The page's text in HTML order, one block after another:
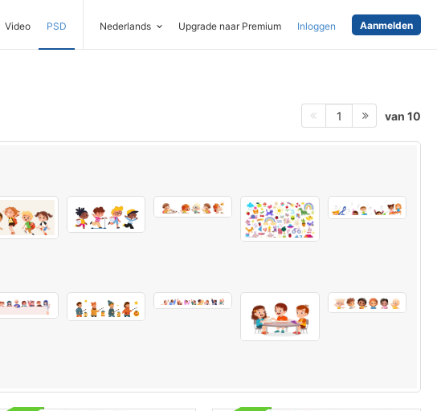
Video PSD Nederlands Upgrade naar Premium Inloggen Aanmelden
1 van 10